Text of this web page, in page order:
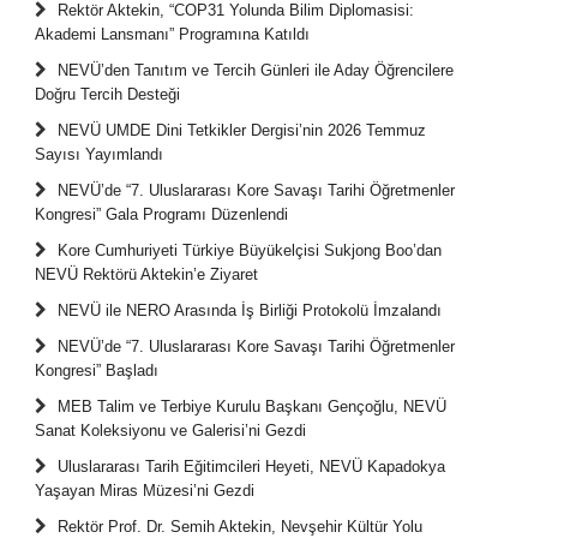
Rektör Aktekin, “COP31 Yolunda Bilim Diplomasisi:
Akademi Lansmanı” Programına Katıldı
NEVÜ’den Tanıtım ve Tercih Günleri ile Aday Öğrencilere
Doğru Tercih Desteği
NEVÜ UMDE Dini Tetkikler Dergisi’nin 2026 Temmuz
Sayısı Yayımlandı
NEVÜ’de “7. Uluslararası Kore Savaşı Tarihi Öğretmenler
Kongresi” Gala Programı Düzenlendi
Kore Cumhuriyeti Türkiye Büyükelçisi Sukjong Boo’dan
NEVÜ Rektörü Aktekin’e Ziyaret
NEVÜ ile NERO Arasında İş Birliği Protokolü İmzalandı
NEVÜ’de “7. Uluslararası Kore Savaşı Tarihi Öğretmenler
Kongresi” Başladı
MEB Talim ve Terbiye Kurulu Başkanı Gençoğlu, NEVÜ
Sanat Koleksiyonu ve Galerisi’ni Gezdi
Uluslararası Tarih Eğitimcileri Heyeti, NEVÜ Kapadokya
Yaşayan Miras Müzesi’ni Gezdi
Rektör Prof. Dr. Semih Aktekin, Nevşehir Kültür Yolu